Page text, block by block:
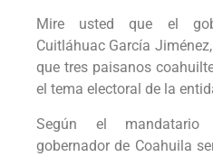
Mire usted que el
Cuitláhuac García
que tres paisanos
el tema electoral de la
Según el
gobernador de Coahuila